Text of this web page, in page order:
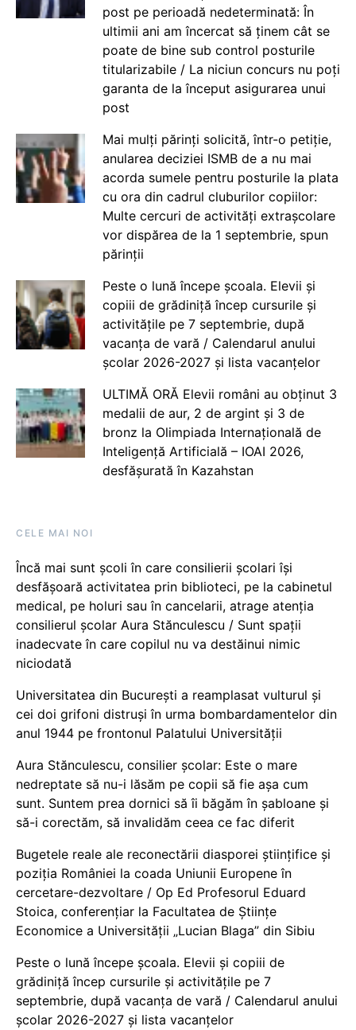
post pe perioadă nedeterminată: În
ultimii ani am încercat să ținem cât se
poate de bine sub control posturile
titularizabile / La niciun concurs nu poți
garanta de la început asigurarea unui
post
Mai mulți părinți solicită, într-o petiție,
anularea deciziei ISMB de a nu mai
acorda sumele pentru posturile la plata
cu ora din cadrul cluburilor copiilor:
Multe cercuri de activități extrașcolare
vor dispărea de la 1 septembrie, spun
părinții
Peste o lună începe școala. Elevii și
copiii de grădiniță încep cursurile și
activitățile pe 7 septembrie, după
vacanța de vară / Calendarul anului
școlar 2026-2027 și lista vacanțelor
ULTIMĂ ORĂ Elevii români au obținut 3
medalii de aur, 2 de argint și 3 de
bronz la Olimpiada Internațională de
Inteligență Artificială – IOAI 2026,
desfășurată în Kazahstan
CELE MAI NOI
Încă mai sunt școli în care consilierii școlari își
desfășoară activitatea prin biblioteci, pe la cabinetul
medical, pe holuri sau în cancelarii, atrage atenția
consilierul școlar Aura Stănculescu / Sunt spații
inadecvate în care copilul nu va destăinui nimic
niciodată
Universitatea din București a reamplasat vulturul și
cei doi grifoni distruși în urma bombardamentelor din
anul 1944 pe frontonul Palatului Universității
Aura Stănculescu, consilier școlar: Este o mare
nedreptate să nu-i lăsăm pe copii să fie așa cum
sunt. Suntem prea dornici să îi băgăm în șabloane și
să-i corectăm, să invalidăm ceea ce fac diferit
Bugetele reale ale reconectării diasporei științifice și
poziția României la coada Uniunii Europene în
cercetare-dezvoltare / Op Ed Profesorul Eduard
Stoica, conferențiar la Facultatea de Științe
Economice a Universității „Lucian Blaga” din Sibiu
Peste o lună începe școala. Elevii și copiii de
grădiniță încep cursurile și activitățile pe 7
septembrie, după vacanța de vară / Calendarul anului
școlar 2026-2027 și lista vacanțelor